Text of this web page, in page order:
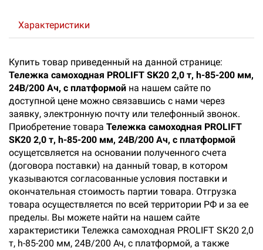
Характеристики
Купить товар приведенный на данной странице:
Тележка самоходная PROLIFT SK20 2,0 т, h-85-200 мм,
24В/200 Ач, с платформой на нашем сайте по
доступной цене можно связавшись с нами через
заявку, электронную почту или телефонный звонок.
Приобретение товара Тележка самоходная PROLIFT
SK20 2,0 т, h-85-200 мм, 24В/200 Ач, с платформой
осущетсвляется на основании полученного счета
(договора поставки) на данный товар, в котором
указываются согласованные условия поставки и
окончательная стоимость партии товара. Отгрузка
товара осуществляется по всей территории РФ и за ее
пределы. Вы можете найти на нашем сайте
характеристики Тележка самоходная PROLIFT SK20 2,0
т, h-85-200 мм, 24В/200 Ач, с платформой, а также